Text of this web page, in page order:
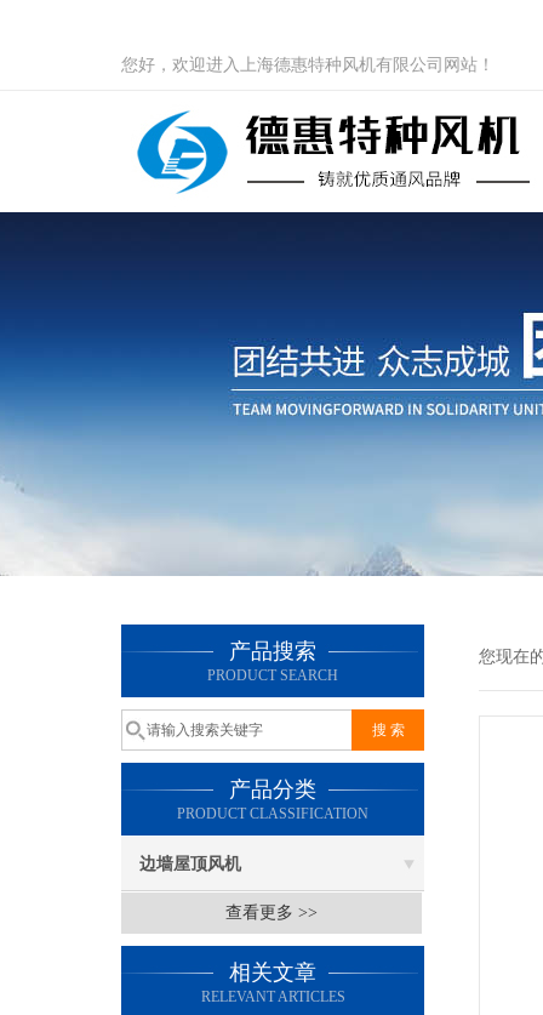
您好，欢迎进入上海德惠特种风机有限公司网站！
产品搜索
PRODUCT SEARCH
产品分类
PRODUCT CLASSIFICATION
边墙屋顶风机
查看更多 >>
相关文章
RELEVANT ARTICLES
您现在